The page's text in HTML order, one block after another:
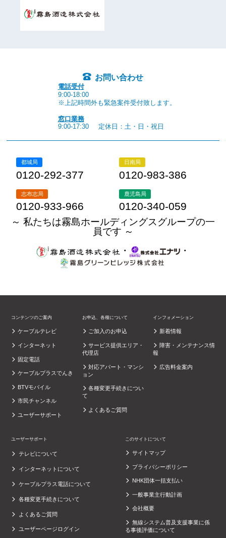
お問い合わせ
電話受付
9:00-18:00
※上記時間外も緊急案件受付致します。
窓口業務
9:00-17:30
定休日：土・日・祝日
都城局
0120-292-377
日南局
0120-983-386
志布志局
0120-933-966
鹿児島局
0120-340-059
～ 私たちは霧島ホールディングスグループの一
員です ～
・
・
コンテンツのご案内
ケーブルテレビ
インターネット
固定電話
ケーブルプラスでんき
BTVモバイル
市民チャンネル
ユーザーサポート
お申込、各種について
ご加入のお申込
サービス提供エリア・
代理店
対応アパート・マンシ
ョン
各種変更手続きについ
て
よくあるご質問
インフォメーション
新着情報
障害・メンテナンス情
報
広告料金案内
ユーザーサポート
テレビについて
インターネットについて
ケーブルプラス電話について
各種変更手続きについて
よくあるご質問
ユーザーページログイン
このサイトについて
サイトマップ
プライバシーポリシー
NHK団体一括支払い
一般事業主行動計画
会社概要
無線システム普及支援事業に係
る事後評価について